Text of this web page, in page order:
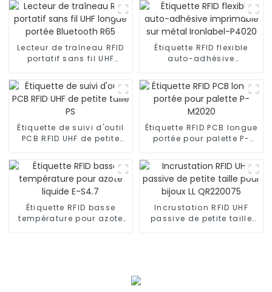
Lecteur de traîneau RFID
portatif sans fil UHF
R65
Étiquette RFID flexible
auto-adhésive
Ironlabel-P4020
Étiquette de suivi d'outil
PCB RFID UHF de petite
Étiquette RFID PCB longue
portée pour palette P-
Étiquette RFID basse
température pour azote
Incrustation RFID UHF
passive de petite taille